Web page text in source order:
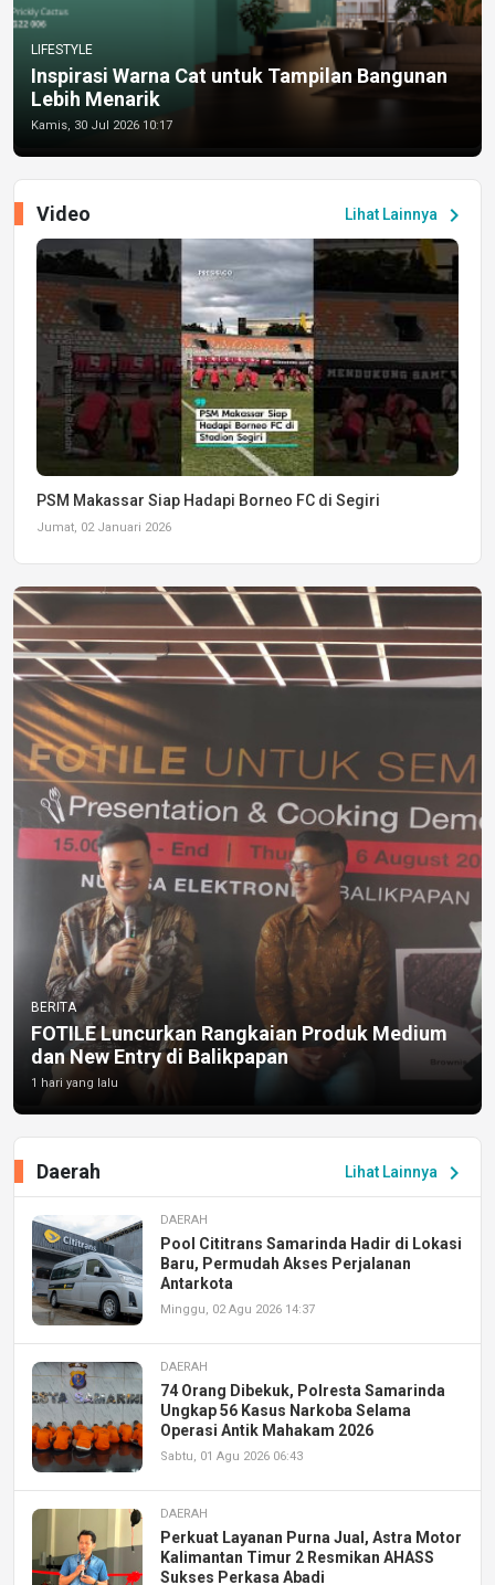
LIFESTYLE
Inspirasi Warna Cat untuk Tampilan Bangunan
Lebih Menarik
Kamis, 30 Jul 2026 10:17
Lihat Lainnya chevron_right
Video
PSM Makassar Siap Hadapi Borneo FC di Segiri
Jumat, 02 Januari 2026
BERITA
FOTILE Luncurkan Rangkaian Produk Medium
dan New Entry di Balikpapan
1 hari yang lalu
Lihat Lainnya chevron_right
Daerah
DAERAH
Pool Cititrans Samarinda Hadir di Lokasi
Baru, Permudah Akses Perjalanan
Antarkota
Minggu, 02 Agu 2026 14:37
DAERAH
74 Orang Dibekuk, Polresta Samarinda
Ungkap 56 Kasus Narkoba Selama
Operasi Antik Mahakam 2026
Sabtu, 01 Agu 2026 06:43
DAERAH
Perkuat Layanan Purna Jual, Astra Motor
Kalimantan Timur 2 Resmikan AHASS
Sukses Perkasa Abadi